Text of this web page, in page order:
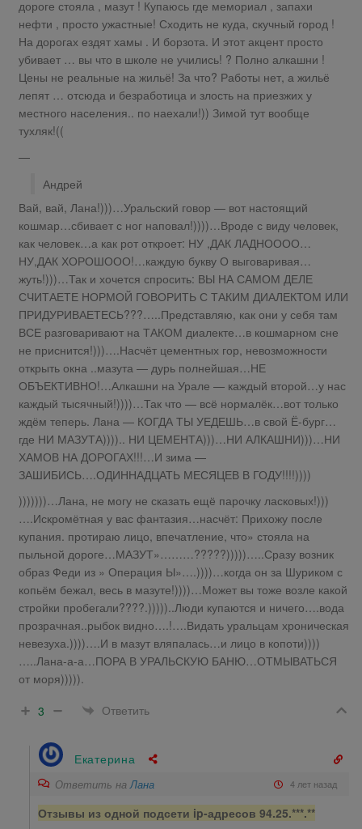
дороге стояла , мазут ! Купаюсь где мемориал , запахи
нефти , просто ужастные! Сходить не куда, скучный город !
На дорогах ездят хамы . И борзота. И этот акцент просто
убивает … вы что в школе не учились! ? Полно алкашни !
Цены не реальные на жильё! За что? Работы нет, а жильё
лепят … отсюда и безработица и злость на приезжих у
местного населения.. по наехали!)) Зимой тут вообще
тухляк!((
—
Андрей
Вай, вай, Лана!)))…Уральский говор — вот настоящий
кошмар…сбивает с ног наповал!))))…Вроде с виду человек,
как человек…а как рот откроет: НУ ,ДАК ЛАДНОООО…
НУ,ДАК ХОРОШООО!…каждую букву О выговаривая…
жуть!)))…Так и хочется спросить: ВЫ НА САМОМ ДЕЛЕ
СЧИТАЕТЕ НОРМОЙ ГОВОРИТЬ С ТАКИМ ДИАЛЕКТОМ ИЛИ
ПРИДУРИВАЕТЕСЬ???…..Представляю, как они у себя там
ВСЕ разговаривают на ТАКОМ диалекте…в кошмарном сне
не приснится!)))….Насчёт цементных гор, невозможности
открыть окна ..мазута — дурь полнейшая…НЕ
ОБЪЕКТИВНО!…Алкашни на Урале — каждый второй…у нас
каждый тысячный!))))…Так что — всё нормалёк…вот только
ждём теперь. Лана — КОГДА ТЫ УЕДЕШЬ…в свой Ё-бург…
где НИ МАЗУТА)))).. НИ ЦЕМЕНТА)))…НИ АЛКАШНИ)))…НИ
ХАМОВ НА ДОРОГАХ!!!…И зима —
ЗАШИБИСЬ….ОДИННАДЦАТЬ МЕСЯЦЕВ В ГОДУ!!!!))))
)))))))…Лана, не могу не сказать ещё парочку ласковых!)))
….Искромётная у вас фантазия…насчёт: Прихожу после
купания. протираю лицо, впечатление, что» стояла на
пыльной дороге…МАЗУТ»………?????)))))…..Сразу возник
образ Феди из » Операция Ы»….))))…когда он за Шуриком с
копьём бежал, весь в мазуте!))))…Может вы тоже возле какой
стройки пробегали????.)))))..Люди купаются и ничего….вода
прозрачная..рыбок видно….!….Видать уральцам хроническая
невезуха.))))….И в мазут вляпалась…и лицо в копоти))))
…..Лана-а-а…ПОРА В УРАЛЬСКУЮ БАНЮ…ОТМЫВАТЬСЯ
от моря))))).
3
Ответить
Екатерина
Ответить на Лана 4 лет назад
Отзывы из одной подсети ip-адресов 94.25.***.**